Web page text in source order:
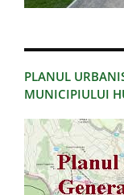
PLANUL
MUNICIPIULUI